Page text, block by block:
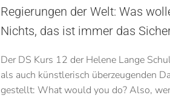
Regierungen der Welt: Was
Nichts, das ist immer das
Der DS Kurs 12 der Helene Lange
als auch künstlerisch überzeugenden
gestellt: What would you do? Also,